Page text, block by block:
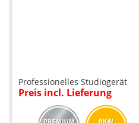
Professionelles Studiogerät
Preis incl. Lieferung